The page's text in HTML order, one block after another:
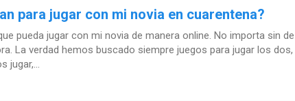
para jugar con mi novia en cuarentena?
pueda jugar con mi novia de manera online. No importa sin de
La verdad hemos buscado siempre juegos para jugar los dos,
jugar,...